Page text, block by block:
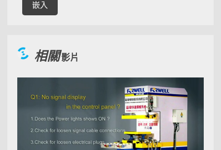
嵌入
相關影片